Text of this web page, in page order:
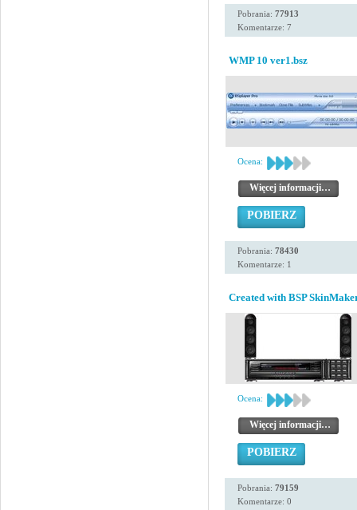
Pobrania: 77913
Komentarze: 7
WMP 10 ver1.bsz
Ocena:
Więcej informacji…
POBIERZ
Pobrania: 78430
Komentarze: 1
Created with BSP
Ocena:
Więcej informacji…
POBIERZ
Pobrania: 79159
Komentarze: 0